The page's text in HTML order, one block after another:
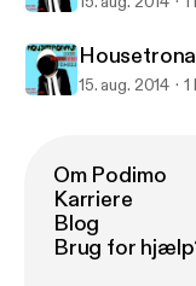
15. aug. 2014 1
Om Podimo
Karriere
Blog
Brug for